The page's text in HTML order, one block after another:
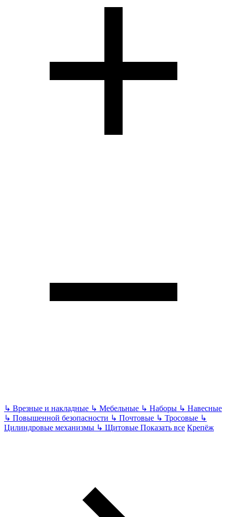
↳ Врезные и накладные ↳ Мебельные ↳ Наборы ↳ Навесные
↳ Повышенной безопасности ↳ Почтовые ↳ Тросовые ↳
Цилиндровые механизмы ↳ Щитовые Показать все Крепёж